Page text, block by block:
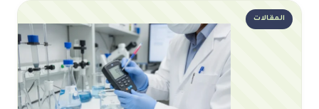
المقالات